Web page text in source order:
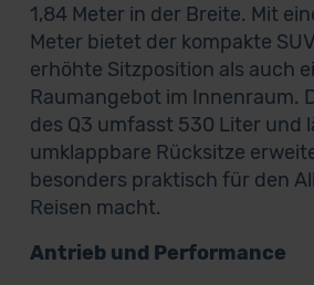
1,84 Meter in der Breite. Mit
Meter bietet der kompakte
erhöhte Sitzposition als auch
Raumangebot im Innenraum.
des Q3 umfasst 530 Liter und
umklappbare Rücksitze
besonders praktisch für den
Reisen macht.
Antrieb und Performance